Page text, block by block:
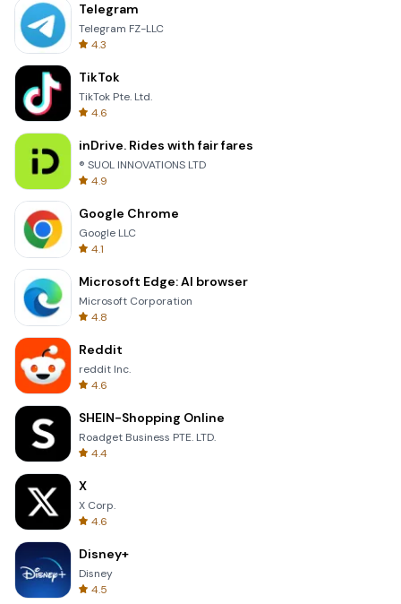
Telegram
Telegram FZ-LLC
4.3
TikTok
TikTok Pte. Ltd.
4.6
inDrive. Rides with fair fares
® SUOL INNOVATIONS LTD
4.9
Google Chrome
Google LLC
4.1
Microsoft Edge: AI browser
Microsoft Corporation
4.8
Reddit
reddit Inc.
4.6
SHEIN-Shopping Online
Roadget Business PTE. LTD.
4.4
X
X Corp.
4.6
Disney+
Disney
4.5